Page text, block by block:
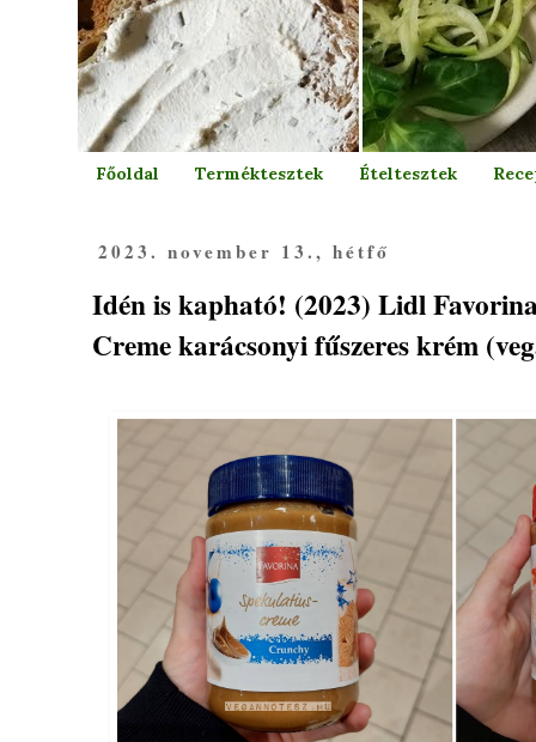
Főoldal Terméktesztek Ételtesztek
2023. november 13., hétfő
Idén is kapható! (2023) Lidl
Creme karácsonyi fűszeres krém